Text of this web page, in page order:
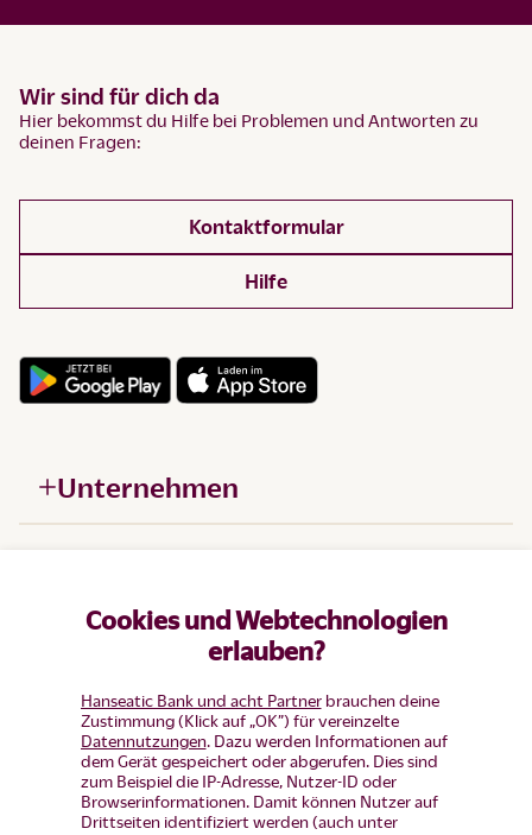
Cookies und Webtechnologien
erlauben?
Hanseatic Bank und acht Partnerbrauchen deine
Zustimmung (Klick auf „OK”) für vereinzelte
Datennutzungen. Dazu werden Informationen auf
dem Gerät gespeichert oder abgerufen. Dies sind
zum Beispiel die IP-Adresse, Nutzer-ID oder
Browserinformationen. Damit können Nutzer auf
Drittseiten identifiziert werden (auch unter
Wir sind für dich da
Hier bekommst du Hilfe bei Problemen und Antworten zu
deinen Fragen:
Kontaktformular
Hilfe
Unternehmen
Produkte